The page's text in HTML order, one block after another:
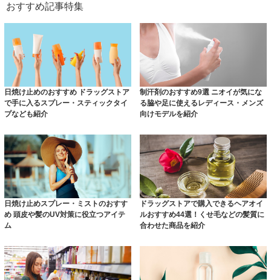
おすすめ記事特集
日焼け止めのおすすめ ドラッグストア
で手に入るスプレー・スティックタイ
プなども紹介
制汗剤のおすすめ9選 ニオイが気にな
る脇や足に使えるレディース・メンズ
向けモデルを紹介
日焼け止めスプレー・ミストのおすす
め 頭皮や髪のUV対策に役立つアイテ
ム
ドラッグストアで購入できるヘアオイ
ルおすすめ44選！くせ毛などの髪質に
合わせた商品を紹介